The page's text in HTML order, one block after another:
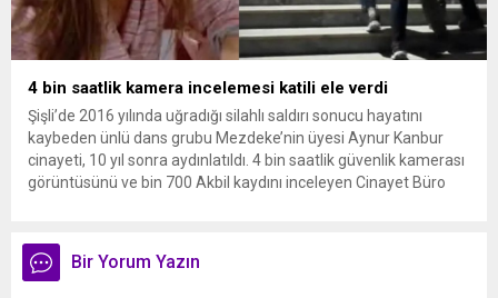
4 bin saatlik kamera incelemesi katili ele verdi
Şişli’de 2016 yılında uğradığı silahlı saldırı sonucu hayatını
kaybeden ünlü dans grubu Mezdeke’nin üyesi Aynur Kanbur
cinayeti, 10 yıl sonra aydınlatıldı. 4 bin saatlik güvenlik kamerası
görüntüsünü ve bin 700 Akbil kaydını inceleyen Cinayet Büro
Bir Yorum Yazın